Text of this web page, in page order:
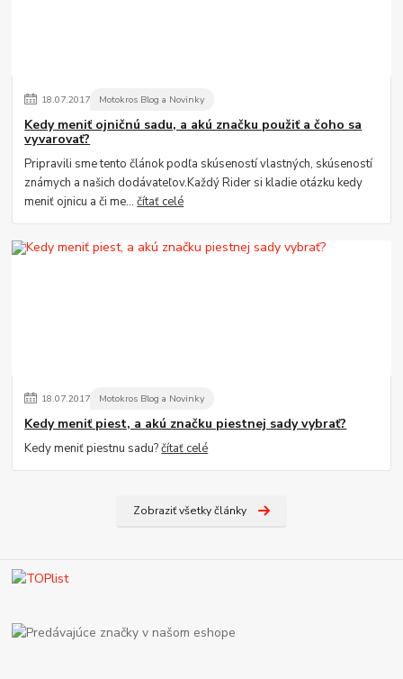
18.07.2017 Motokros Blog a Novinky
Kedy meniť ojničnú sadu, a akú značku použiť a čoho sa
vyvarovať?
Pripravili sme tento článok podľa skúseností vlastných, skúseností
známych a našich dodávateľov.Každý Rider si kladie otázku kedy
meniť ojnicu a či me...čítať celé
18.07.2017 Motokros Blog a Novinky
Kedy meniť piest, a akú značku piestnej sady vybrať?
Kedy meniť piestnu sadu?čítať celé
Zobraziť všetky články